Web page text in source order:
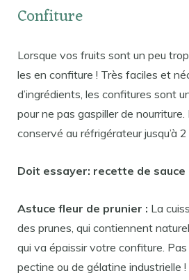
Confiture
Lorsque vos fruits sont un peu
les en confiture ! Très faciles et
d’ingrédients, les confitures sont
pour ne pas gaspiller de
conservé au réfrigérateur jusqu’à
Doit essayer: recette de sauce
Astuce fleur de prunier : La
des prunes, qui contiennent
qui va épaissir votre confiture. Pas
pectine ou de gélatine industrielle !